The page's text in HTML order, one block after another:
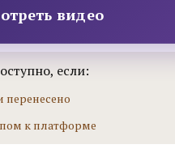
видео
если:
перенесено
к платформе